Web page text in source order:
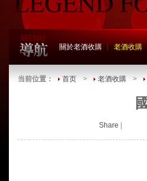
關於老酒收購 老酒收購
当前位置： 首页 > 老酒收購 >
Share